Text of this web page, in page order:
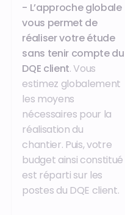
- L’approche globale
vous permet de
réaliser votre étude
sans tenir compte du
DQE client. Vous
estimez globalement
les moyens
nécessaires pour la
réalisation du
chantier. Puis, votre
budget ainsi constitué
est réparti sur les
postes du DQE client.